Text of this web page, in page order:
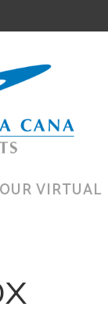
VIRTUAL